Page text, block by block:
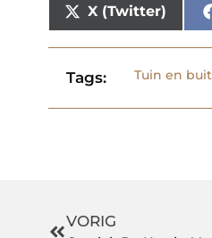
X (Twitter)
Tags: Tuin en
VORIG